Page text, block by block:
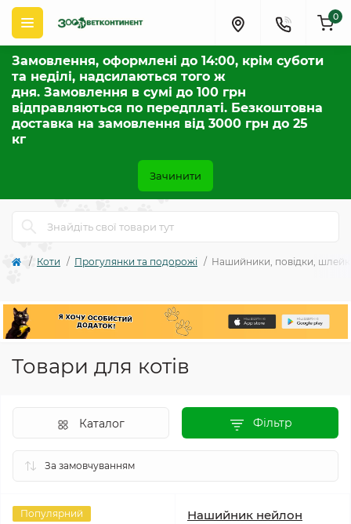
Замовлення, оформлені до 14:00, крім суботи
та неділі, надсилаються того ж
дня. Замовлення в сумі до 100 грн
відправляються по передплаті. Безкоштовна
доставка на замовлення від 3000 грн до 25
кг
Зачинити
0
Коти Прогулянки та подорожі Нашийники, повідки,
Товари для котів
Фільтр
Каталог
Популярний
Нашийник нейлон